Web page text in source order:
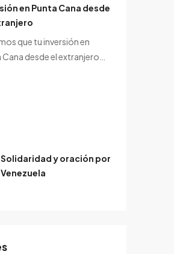
en Punta Cana desde
que tu inversión en
desde el extranjero…
Solidaridad y oración por
Venezuela